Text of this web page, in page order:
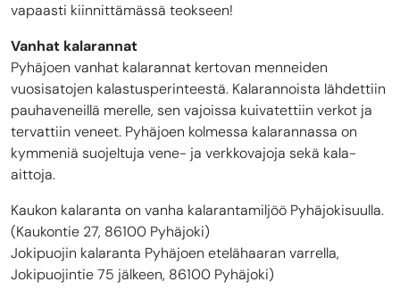
vapaasti kiinnittämässä teokseen!
Vanhat kalarannat
Pyhäjoen vanhat kalarannat kertovan menneiden
vuosisatojen kalastusperinteestä. Kalarannoista lähdettiin
pauhaveneillä merelle, sen vajoissa kuivatettiin verkot ja
tervattiin veneet. Pyhäjoen kolmessa kalarannassa on
kymmeniä suojeltuja vene- ja verkkovajoja sekä kala-
aittoja.
Kaukon kalaranta on vanha kalarantamiljöö Pyhäjokisuulla.
(Kaukontie 27, 86100 Pyhäjoki)
Jokipuojin kalaranta Pyhäjoen etelähaaran varrella,
Jokipuojintie 75 jälkeen, 86100 Pyhäjoki)